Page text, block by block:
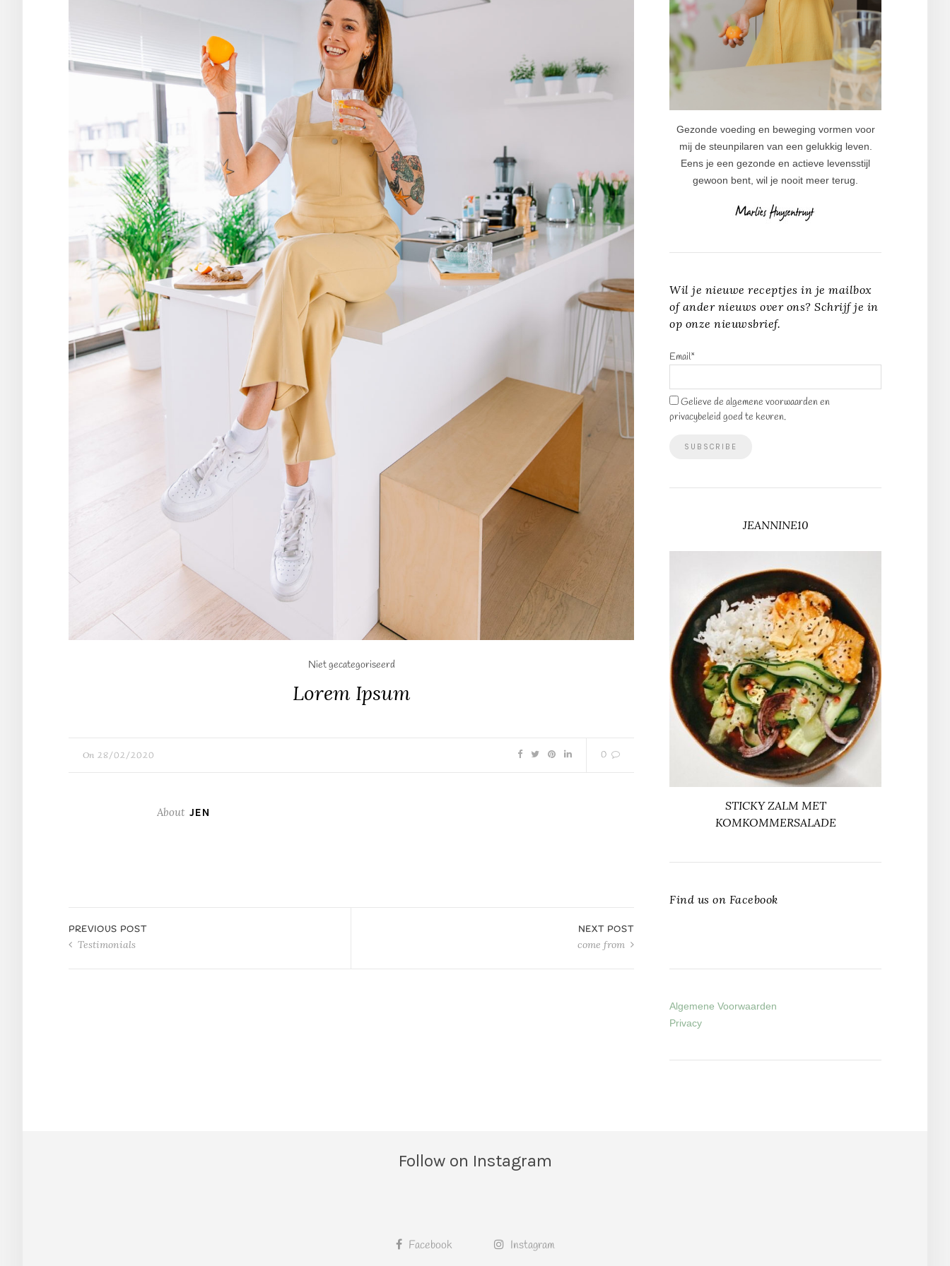
Niet gecategoriseerd
Lorem Ipsum
On 28/02/2020 0
About JEN
PREVIOUS POST
Testimonials
NEXT POST
come from
Gezonde voeding en beweging vormen voor
mij de steunpilaren van een gelukkig leven.
Eens je een gezonde en actieve levensstijl
gewoon bent, wil je nooit meer terug.
Wil je nieuwe receptjes in je mailbox
of ander nieuws over ons? Schrijf je in
op onze nieuwsbrief.
Email*
Gelieve de algemene voorwaarden en
privacybeleid goed te keuren.
JEANNINE10
STICKY ZALM MET
KOMKOMMERSALADE
Find us on Facebook
Algemene Voorwaarden
Privacy
Follow on Instagram
Facebook Instagram